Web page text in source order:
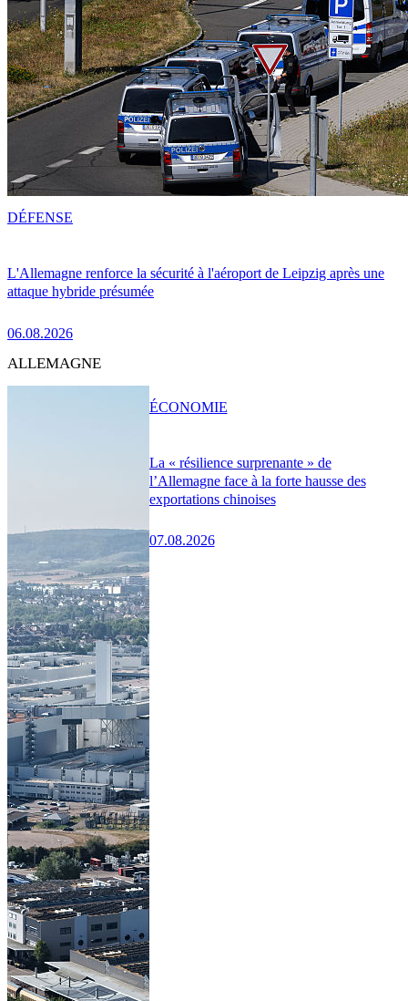
L'Allemagne renforce la sécurité à l'aéroport de Leipzig après une
attaque hybride présumée
06.08.2026
DÉFENSE
ALLEMAGNE
La « résilience surprenante » de
l’Allemagne face à la forte hausse des
exportations chinoises
07.08.2026
ÉCONOMIE